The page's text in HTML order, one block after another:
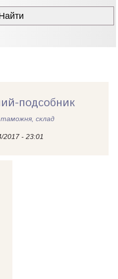
подсобник
склад
2017 - 23:01